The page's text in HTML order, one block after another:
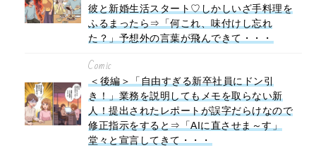
彼と新婚生活スタート♡しかしいざ手料理を
ふるまったら⇒「何これ、味付けし忘れ
た？」予想外の言葉が飛んできて・・・
Comic
＜後編＞「自由すぎる新卒社員にドン引
き！」業務を説明してもメモを取らない新
人！提出されたレポートが誤字だらけなので
修正指示をすると⇒「AIに直させま～す」
堂々と宣言してきて・・・